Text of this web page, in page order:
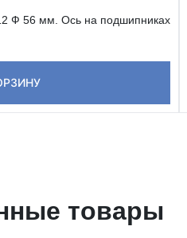
Ф 56 мм. Ось на подшипниках
товары